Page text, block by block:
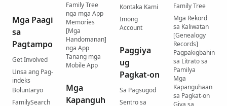
Mga Paagi
sa
Pagtampo
Get Involved
Unsa ang Pag-
indeks
Boluntaryo
FamilySearch
Family Tree
nga mga App
Memories
[Mga
Handomanan]
nga App
Tanang mga
Mobile App
Mga
Kapanguh
Kontaka Kami
Imong
Account
Paggiya
ug
Pagkat-on
Sa Pagsugod
Sentro sa
Family Tree
Mga Rekord
sa Kaliwatan
[Genealogy
Records]
Pagpakigbahin
sa Litrato sa
Pamilya
Mga
Kapanguhaan
sa Pagkat-on